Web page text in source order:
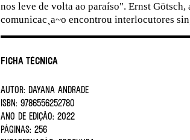
Ficha Técnica
AUTOR: Dayana Andrade
ISBN: 9786556252780
ANO DE EDIÇÃO: 2022
PÁGINAS: 256
nos leve de volta ao paraíso". Ernst
comunicac¸a~o encontrou interlocutores